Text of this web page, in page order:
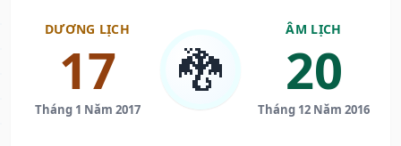
DƯƠNG LỊCH
17
Tháng 1 Năm 2017
🐉
ÂM LỊCH
20
Tháng 12 Năm 2016